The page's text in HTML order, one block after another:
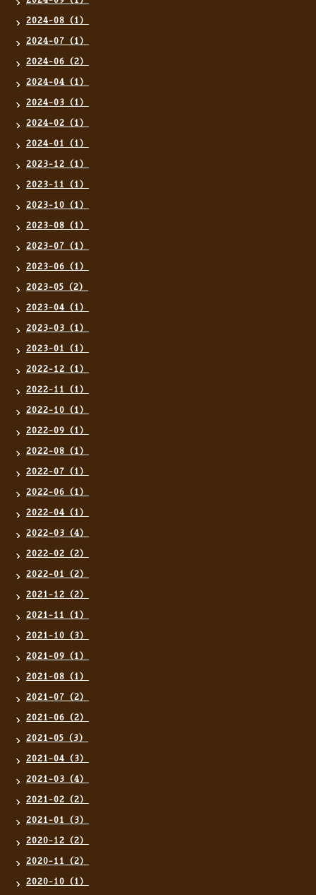
2024-08（1）
2024-07（1）
2024-06（2）
2024-04（1）
2024-03（1）
2024-02（1）
2024-01（1）
2023-12（1）
2023-11（1）
2023-10（1）
2023-08（1）
2023-07（1）
2023-06（1）
2023-05（2）
2023-04（1）
2023-03（1）
2023-01（1）
2022-12（1）
2022-11（1）
2022-10（1）
2022-09（1）
2022-08（1）
2022-07（1）
2022-06（1）
2022-04（1）
2022-03（4）
2022-02（2）
2022-01（2）
2021-12（2）
2021-11（1）
2021-10（3）
2021-09（1）
2021-08（1）
2021-07（2）
2021-06（2）
2021-05（3）
2021-04（3）
2021-03（4）
2021-02（2）
2021-01（3）
2020-12（2）
2020-11（2）
2020-10（1）